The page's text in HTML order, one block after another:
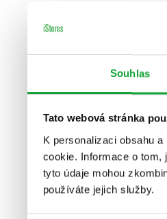
Souhlas
Tato webová stránka
K personalizaci obsahu
cookie. Informace o
tyto údaje mohou
používáte jejich služby.